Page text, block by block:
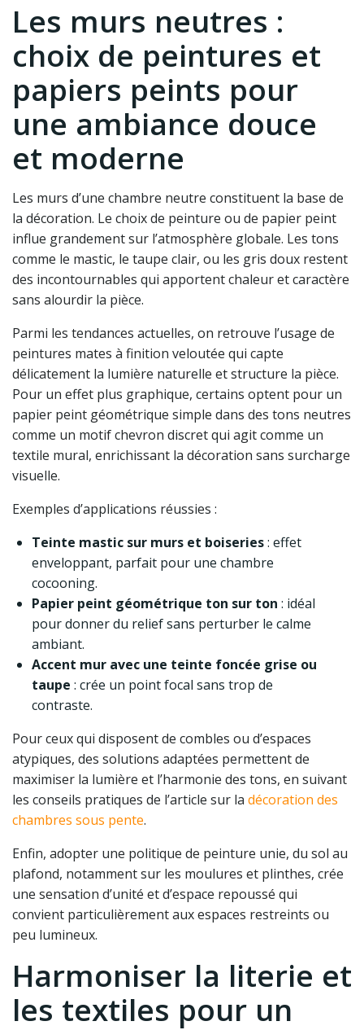
Les murs neutres :
choix de peintures et
papiers peints pour
une ambiance douce
et moderne
Les murs d’une chambre neutre constituent la base de
la décoration. Le choix de peinture ou de papier peint
influe grandement sur l’atmosphère globale. Les tons
comme le mastic, le taupe clair, ou les gris doux restent
des incontournables qui apportent chaleur et caractère
sans alourdir la pièce.
Parmi les tendances actuelles, on retrouve l’usage de
peintures mates à finition veloutée qui capte
délicatement la lumière naturelle et structure la pièce.
Pour un effet plus graphique, certains optent pour un
papier peint géométrique simple dans des tons neutres
comme un motif chevron discret qui agit comme un
textile mural, enrichissant la décoration sans surcharge
visuelle.
Exemples d’applications réussies :
Teinte mastic sur murs et boiseries: effet
enveloppant, parfait pour une chambre
cocooning.
Papier peint géométrique ton sur ton : idéal
pour donner du relief sans perturber le calme
ambiant.
Accent mur avec une teinte foncée grise ou
taupe : crée un point focal sans trop de
contraste.
Pour ceux qui disposent de combles ou d’espaces
atypiques, des solutions adaptées permettent de
maximiser la lumière et l’harmonie des tons, en suivant
les conseils pratiques de l’article sur la décoration des
chambres sous pente.
Enfin, adopter une politique de peinture unie, du sol au
plafond, notamment sur les moulures et plinthes, crée
une sensation d’unité et d’espace repoussé qui
convient particulièrement aux espaces restreints ou
peu lumineux.
Harmoniser la literie et
les textiles pour un